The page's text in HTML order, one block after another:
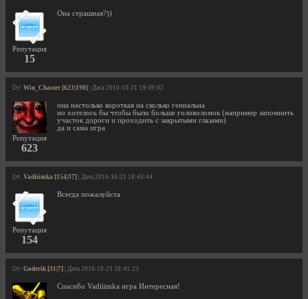
Репутация
15
Она страшная?))
От: Win_Chaster [623|190] | Дата 2010-10-21 19:49:02
Репутация
623
она настолько короткая на сколько гениальна
но хотелось бы чтобы было больше головоломок (например запомнить
участок дороги и проходить с закрытыми глазами)
да и сама игра
От: Vadiiimka [154|37] | Дата 2010-10-21 18:43:44
Репутация
154
Всегда пожалуйста
От: Goderik [31|7] | Дата 2010-10-21 18:41:23
Спасибо Vadiiimka игра Интересная!